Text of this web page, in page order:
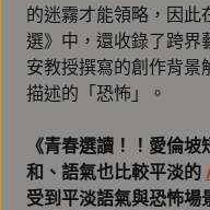
的迷霧才能領略，因此
選》中，還收錄了跨界
安教授撰寫的創作背景
描述的「恐怖」。
《青春選讀！！愛倫
和、語氣也比較平淡的
受到平淡語氣與恐怖場